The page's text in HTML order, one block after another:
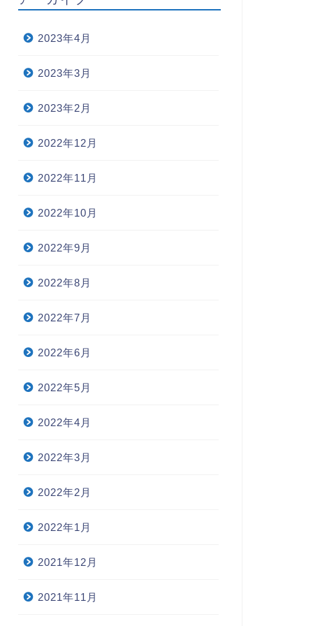
2023年4月
2023年3月
2023年2月
2022年12月
2022年11月
2022年10月
2022年9月
2022年8月
2022年7月
2022年6月
2022年5月
2022年4月
2022年3月
2022年2月
2022年1月
2021年12月
2021年11月